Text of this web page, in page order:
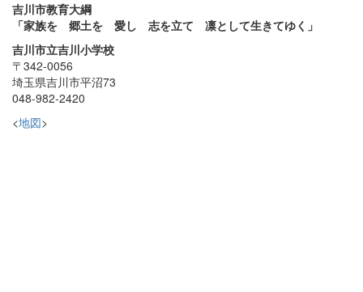
吉川市教育大綱
「家族を 郷土を 愛し 志を立て 凛として生きてゆく」
吉川市立吉川小学校
〒342-0056
埼玉県吉川市平沼73
048-982-2420
<地図>